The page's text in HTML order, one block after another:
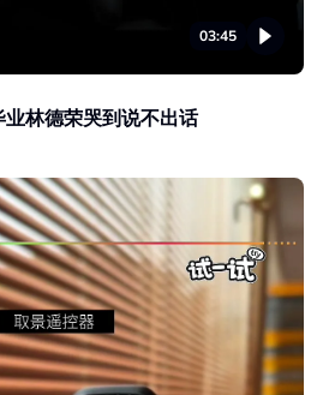
03:45
业林德荣哭到说不出话